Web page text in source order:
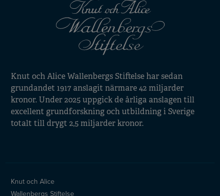
Knut och Alice Wallenbergs Stiftelse har sedan
grundandet 1917 anslagit närmare 42 miljarder
kronor. Under 2025 uppgick de årliga anslagen till
excellent grundforskning och utbildning i Sverige
totalt till drygt 2,5 miljarder kronor.
Knut och Alice
Wallenbergs Stiftelse